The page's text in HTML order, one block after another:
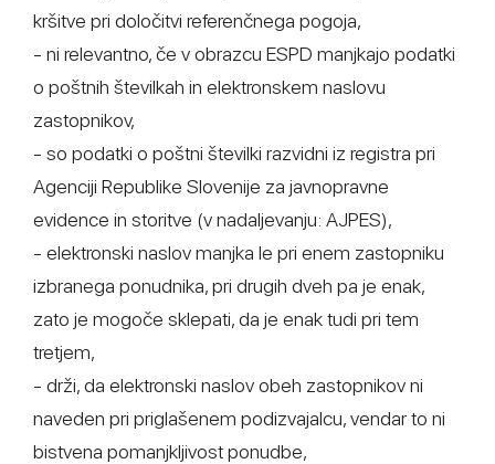
kršitve pri določitvi referenčnega pogoja,
- ni relevantno, če v obrazcu ESPD manjkajo podatki
o poštnih številkah in elektronskem naslovu
zastopnikov,
- so podatki o poštni številki razvidni iz registra pri
Agenciji Republike Slovenije za javnopravne
evidence in storitve (v nadaljevanju: AJPES),
- elektronski naslov manjka le pri enem zastopniku
izbranega ponudnika, pri drugih dveh pa je enak,
zato je mogoče sklepati, da je enak tudi pri tem
tretjem,
- drži, da elektronski naslov obeh zastopnikov ni
naveden pri priglašenem podizvajalcu, vendar to ni
bistvena pomanjkljivost ponudbe,